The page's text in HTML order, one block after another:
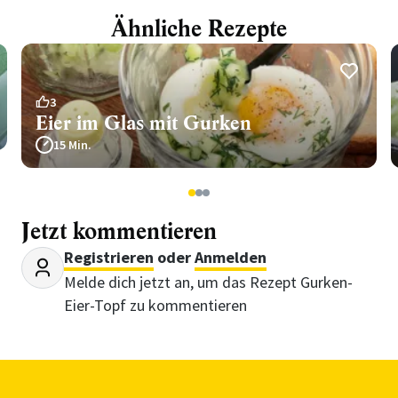
Ähnliche Rezepte
3
Eier im Glas mit Gurken
15 Min.
123
Jetzt kommentieren
Registrieren oderAnmelden
Melde dich jetzt an, um das Rezept Gurken-
Eier-Topf zu kommentieren